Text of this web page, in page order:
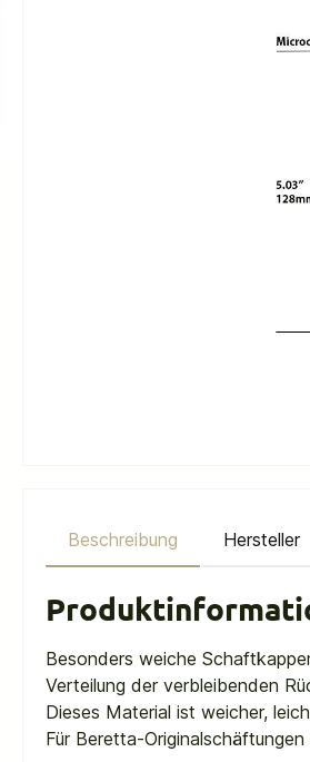
Beschreibung Hersteller
Besonders weiche
Verteilung der verbleibenden
Dieses Material ist weicher,
Für Beretta-